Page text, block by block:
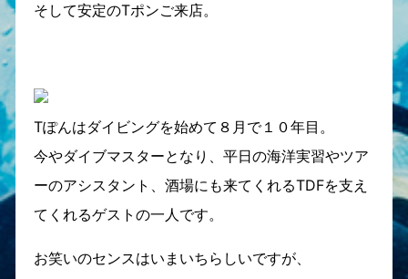
そして安定のTポンご来店。
Tぽんはダイビングを始めて８月で１０年目。
今やダイブマスターとなり、平日の海洋実習やツア
ーのアシスタント、酒場にも来てくれるTDFを支え
てくれるゲストの一人です。
お笑いのセンスはいまいちらしいですが、